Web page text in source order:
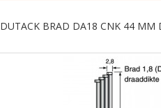
DUTACK BRAD DA18 CNK 44 MM